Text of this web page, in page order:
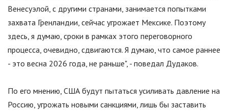
Венесуэлой, с другими странами, занимается попытками
захвата Гренландии, сейчас угрожает Мексике. Поэтому
здесь, я думаю, сроки в рамках этого переговорного
процесса, очевидно, сдвигаются. Я думаю, что самое раннее
- это весна 2026 года, не раньше", - поведал Дудаков.
По его мнению, США будут пытаться усиливать давление на
Россию, угрожать новыми санкциями, лишь бы заставить